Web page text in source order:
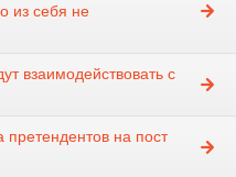
из себя не
взаимодействовать с
на пост